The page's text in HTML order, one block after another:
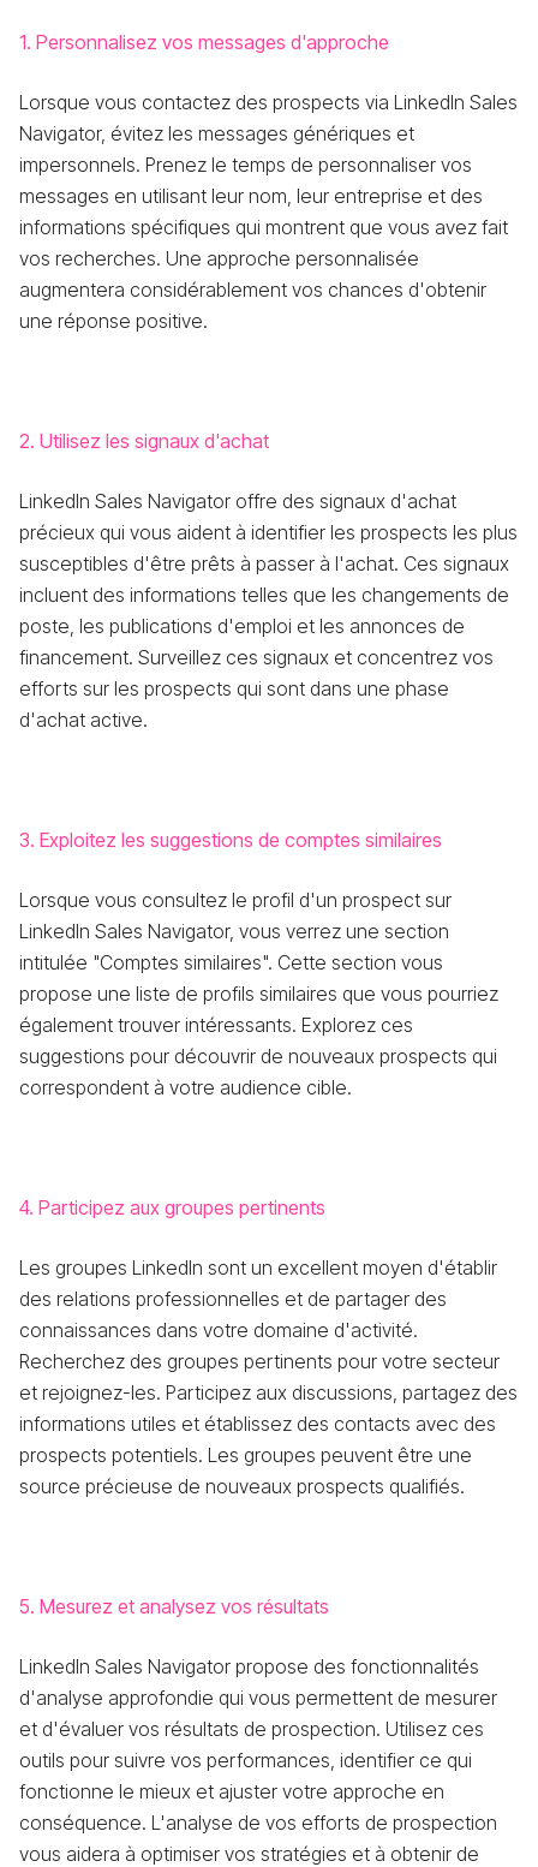
1. Personnalisez vos messages d'approche
Lorsque vous contactez des prospects via LinkedIn Sales
Navigator, évitez les messages génériques et
impersonnels. Prenez le temps de personnaliser vos
messages en utilisant leur nom, leur entreprise et des
informations spécifiques qui montrent que vous avez fait
vos recherches. Une approche personnalisée
augmentera considérablement vos chances d'obtenir
une réponse positive.
2. Utilisez les signaux d'achat
LinkedIn Sales Navigator offre des signaux d'achat
précieux qui vous aident à identifier les prospects les plus
susceptibles d'être prêts à passer à l'achat. Ces signaux
incluent des informations telles que les changements de
poste, les publications d'emploi et les annonces de
financement. Surveillez ces signaux et concentrez vos
efforts sur les prospects qui sont dans une phase
d'achat active.
3. Exploitez les suggestions de comptes similaires
Lorsque vous consultez le profil d'un prospect sur
LinkedIn Sales Navigator, vous verrez une section
intitulée "Comptes similaires". Cette section vous
propose une liste de profils similaires que vous pourriez
également trouver intéressants. Explorez ces
suggestions pour découvrir de nouveaux prospects qui
correspondent à votre audience cible.
4. Participez aux groupes pertinents
Les groupes LinkedIn sont un excellent moyen d'établir
des relations professionnelles et de partager des
connaissances dans votre domaine d'activité.
Recherchez des groupes pertinents pour votre secteur
et rejoignez-les. Participez aux discussions, partagez des
informations utiles et établissez des contacts avec des
prospects potentiels. Les groupes peuvent être une
source précieuse de nouveaux prospects qualifiés.
5. Mesurez et analysez vos résultats
LinkedIn Sales Navigator propose des fonctionnalités
d'analyse approfondie qui vous permettent de mesurer
et d'évaluer vos résultats de prospection. Utilisez ces
outils pour suivre vos performances, identifier ce qui
fonctionne le mieux et ajuster votre approche en
conséquence. L'analyse de vos efforts de prospection
vous aidera à optimiser vos stratégies et à obtenir de